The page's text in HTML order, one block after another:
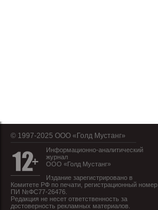
© 1997-2025 OOO «Голд Мустанг»
Информационно-аналитический
журнал
ООО «Голд Мустанг»
Издание зарегистрировано в
Комитете РФ по печати, регистрационный номер
ПИ №ФС77-26476.
Редакция не несет ответственность за
достоверность рекламных материалов.